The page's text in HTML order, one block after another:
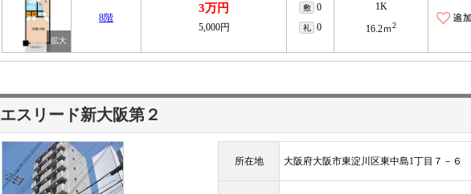
8階
3万円
5,000円
敷 0
礼 0
1K
16.2ｍ2
エスリード新大阪第２
所在地 大阪府大阪市東淀川区東中島1丁目７－６